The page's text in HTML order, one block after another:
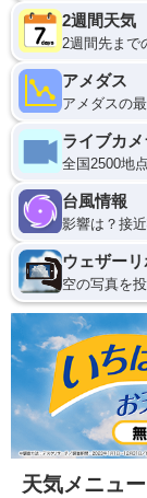
2週間天気
2週間先まで
アメダス
アメダスの
ライブカメ
全国2500地
台風情報
影響は？接
ウェザーリ
空の写真を
天気メニュー